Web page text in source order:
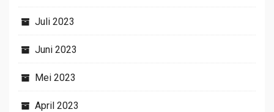
Juli 2023
Juni 2023
Mei 2023
April 2023